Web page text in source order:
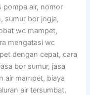
pompa air, nomor
sumur bor jogja,
wc mampet,
mengatasi wc
dengan cepat, cara
bor sumur, jasa
air mampet, biaya
air tersumbat,